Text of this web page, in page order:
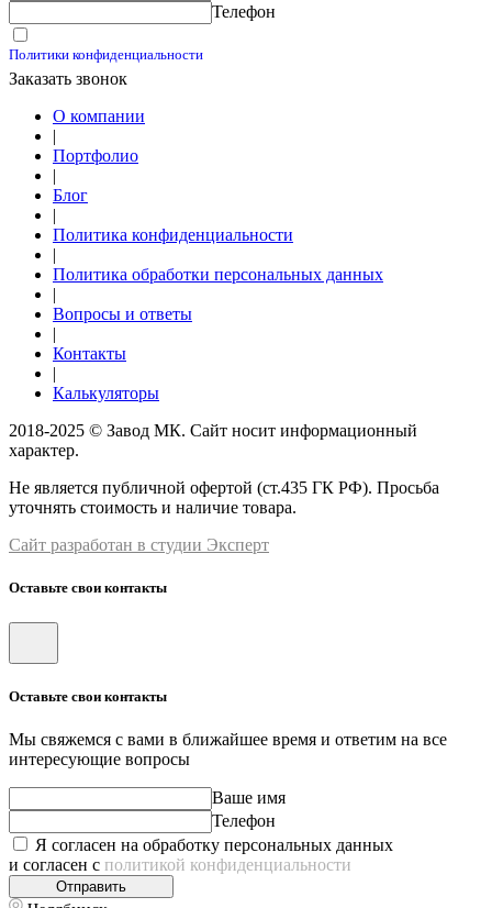
Телефон
Политики конфиденциальности
Заказать звонок
О компании
|
Портфолио
|
Блог
|
Политика конфиденциальности
|
Политика обработки персональных данных
|
Вопросы и ответы
|
Контакты
|
Калькуляторы
2018-2025 © Завод МК. Сайт носит информационный
характер.
Не является публичной офертой (ст.435 ГК РФ). Просьба
уточнять стоимость и наличие товара.
Сайт разработан в студии Эксперт
Оставьте свои контакты
Оставьте свои контакты
Мы свяжемся с вами в ближайшее время и ответим на все
интересующие вопросы
Ваше имя
Телефон
Я согласен на обработку персональных данных
и согласен с политикой конфиденциальности
Отправить